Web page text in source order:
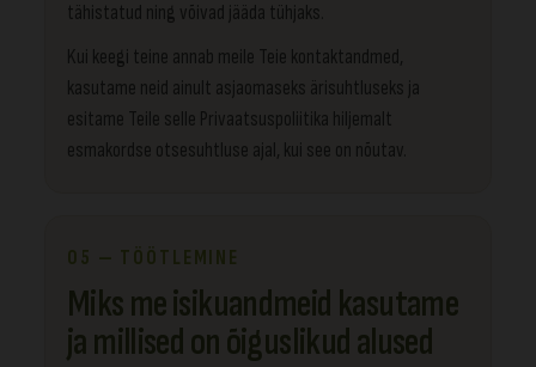
tähistatud ning võivad jääda tühjaks.
Kui keegi teine annab meile Teie kontaktandmed,
kasutame neid ainult asjaomaseks ärisuhtluseks ja
esitame Teile selle Privaatsuspoliitika hiljemalt
esmakordse otsesuhtluse ajal, kui see on nõutav.
05 — TÖÖTLEMINE
Miks me isikuandmeid kasutame
ja millised on õiguslikud alused